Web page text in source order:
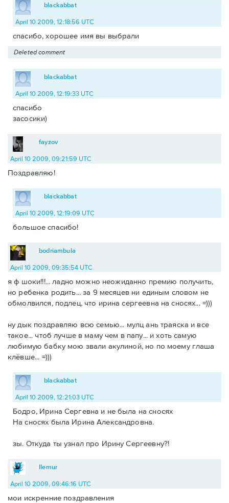
blackabbat
April 10 2009, 12:18:56 UTC
спасибо, хорошее имя вы выбрали
Deleted comment
blackabbat
April 10 2009, 12:19:33 UTC
спасибо
засосики)
fayzov
April 10 2009, 09:21:59 UTC
Поздравляю!
blackabbat
April 10 2009, 12:19:09 UTC
большое спасибо!
bodriambula
April 10 2009, 09:35:54 UTC
я ф шоки!!!... ладно можно неожиданно премию получить,
но ребенка родить... за 9 месяцев ни единым словом не
обмолвился, подлец, что ирина сергеевна на сносях... =)))
ну дык поздравляю всю семью... мулц ань траяска и все
такое... чтоб лучше в маму чем в папу... и хоть самую
любимую бабку мою звали акулиной, но по моему глаша
клёвше... =)))
blackabbat
April 10 2009, 12:21:03 UTC
Бодро, Ирина Сергевна и не была на сносях
На сносях была Ирина Александровна.
зы. Откуда ты узнал про Ирину Сергеевну?!
llemur
April 10 2009, 09:46:16 UTC
мои искренние поздравления